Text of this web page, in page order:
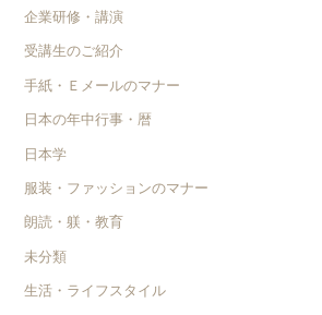
企業研修・講演
受講生のご紹介
手紙・Ｅメールのマナー
日本の年中行事・暦
日本学
服装・ファッションのマナー
朗読・躾・教育
未分類
生活・ライフスタイル